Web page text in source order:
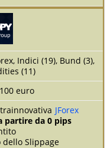
Indici (19), Bund (3),
(11)
100 euro
JForex
partire da 0 pips
Slippage